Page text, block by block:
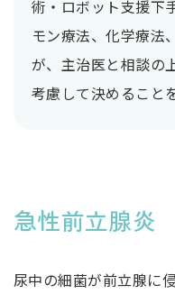
術・ロボット支援下
モン療法、化学療法
が、主治医と相談の
考慮して決めること
急性前立腺炎
尿中の細菌が前立腺に